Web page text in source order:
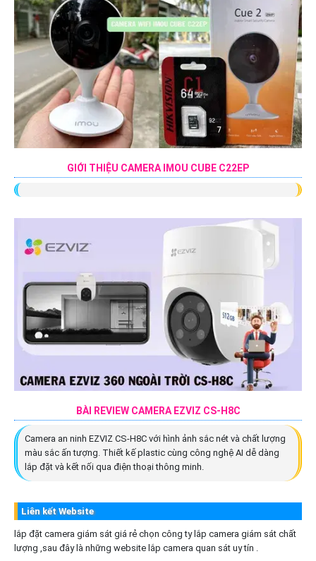
GIỚI THIỆU CAMERA IMOU CUBE C22EP
BÀI REVIEW CAMERA EZVIZ CS-H8C
Camera an ninh EZVIZ CS-H8C với hình ảnh sắc nét và chất lượng
màu sắc ấn tượng. Thiết kế plastic cùng công nghệ AI dễ dàng
lắp đặt và kết nối qua điện thoại thông minh.
Liên kết Website
lắp đặt camera giám sát giá rẻ chọn công ty lắp camera giám sát chất
lượng ,sau đây là những website lắp camera quan sát uy tín .